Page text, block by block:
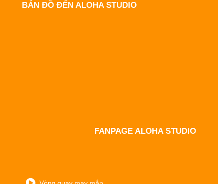
BẢN ĐỒ ĐẾN ALOHA STUDIO
FANPAGE ALOHA STUDIO